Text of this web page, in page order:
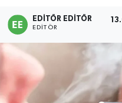
EDITÖR EDITÖR
EDITÖR
Magazin
Sağlık
Siyaset